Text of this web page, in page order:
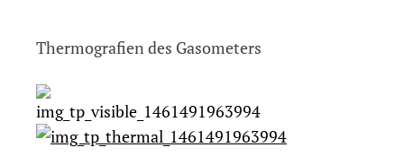
Thermografien des Gasometers